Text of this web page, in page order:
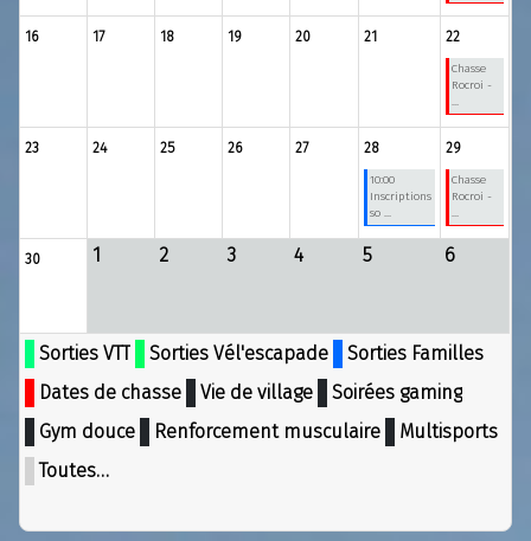
16 17 18 19 20 21 22
Chasse
Rocroi -
...
23 24 25 26 27 28
10:00
Inscriptions
so ...
29
Chasse
Rocroi -
...
30 1 2 3 4 5 6
Sorties VTT Sorties Vél'escapade
Sorties Familles
Dates de chasse
Vie de village
Soirées gaming
Gym douce
Renforcement musculaire
Multisports
Toutes…